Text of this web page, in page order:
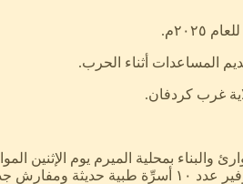
المساعدات أثناء الحرب.
غرب كردفان.
جديدة.